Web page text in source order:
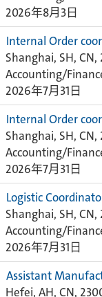
2026年8月3日
Internal Order
Shanghai, SH, CN,
Accounting/
2026年7月31日
Internal Order
Shanghai, SH, CN,
Accounting/
2026年7月31日
Logistic
Shanghai, SH, CN,
Accounting/
2026年7月31日
Assistant
Hefei, AH, CN,